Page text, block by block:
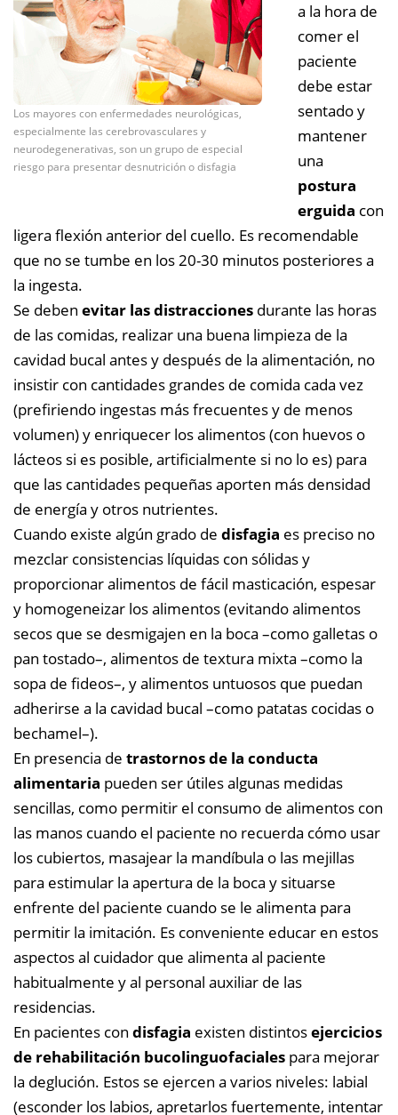
Los mayores con enfermedades neurológicas,
especialmente las cerebrovasculares y
neurodegenerativas, son un grupo de especial
riesgo para presentar desnutrición o disfagia
a la hora de
comer el
paciente
debe estar
sentado y
mantener
una
postura
erguida con
ligera flexión anterior del cuello. Es recomendable
que no se tumbe en los 20-30 minutos posteriores a
la ingesta.
Se deben evitar las distracciones durante las horas
de las comidas, realizar una buena limpieza de la
cavidad bucal antes y después de la alimentación, no
insistir con cantidades grandes de comida cada vez
(prefiriendo ingestas más frecuentes y de menos
volumen) y enriquecer los alimentos (con huevos o
lácteos si es posible, artificialmente si no lo es) para
que las cantidades pequeñas aporten más densidad
de energía y otros nutrientes.
Cuando existe algún grado de disfagia es preciso no
mezclar consistencias líquidas con sólidas y
proporcionar alimentos de fácil masticación, espesar
y homogeneizar los alimentos (evitando alimentos
secos que se desmigajen en la boca –como galletas o
pan tostado–, alimentos de textura mixta –como la
sopa de fideos–, y alimentos untuosos que puedan
adherirse a la cavidad bucal –como patatas cocidas o
bechamel–).
En presencia de trastornos de la conducta
alimentaria pueden ser útiles algunas medidas
sencillas, como permitir el consumo de alimentos con
las manos cuando el paciente no recuerda cómo usar
los cubiertos, masajear la mandíbula o las mejillas
para estimular la apertura de la boca y situarse
enfrente del paciente cuando se le alimenta para
permitir la imitación. Es conveniente educar en estos
aspectos al cuidador que alimenta al paciente
habitualmente y al personal auxiliar de las
residencias.
En pacientes con disfagia existen distintosejercicios
de rehabilitación bucolinguofaciales para mejorar
la deglución. Estos se ejercen a varios niveles: labial
(esconder los labios, apretarlos fuertemente, intentar